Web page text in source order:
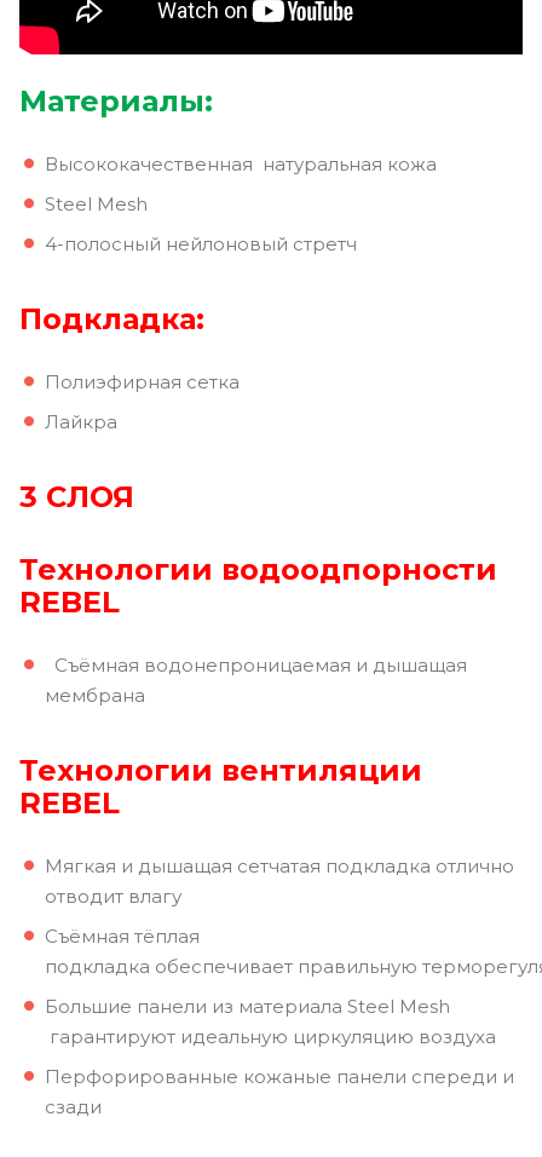
Материалы:
Высококачественная натуральная кожа
Steel Mesh
4-полосный нейлоновый стретч
Подкладка:
Полиэфирная сетка
Лайкра
3 СЛОЯ
Технологии водоодпорности
REBEL
Съёмная водонепроницаемая и дышащая
мембрана
Технологии вентиляции
REBEL
Мягкая и дышащая сетчатая подкладка отлично
отводит влагу
Съёмная тёплая
подкладка обеспечивает правильную
Большие панели из материала Steel Mesh
гарантируют идеальную циркуляцию воздуха
Перфорированные кожаные панели спереди и
сзади